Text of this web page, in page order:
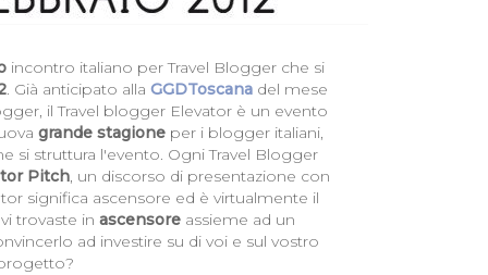
incontro italiano per Travel Blogger che si
. Già anticipato alla GGDToscanadel mese
il Travel blogger Elevator è un evento
grande stagione per i blogger italiani,
si struttura l'evento. Ogni Travel Blogger
Pitch, un discorso di presentazione con
significa ascensore ed è virtualmente il
trovaste inascensore assieme ad un
ad investire su di voi e sul vostro